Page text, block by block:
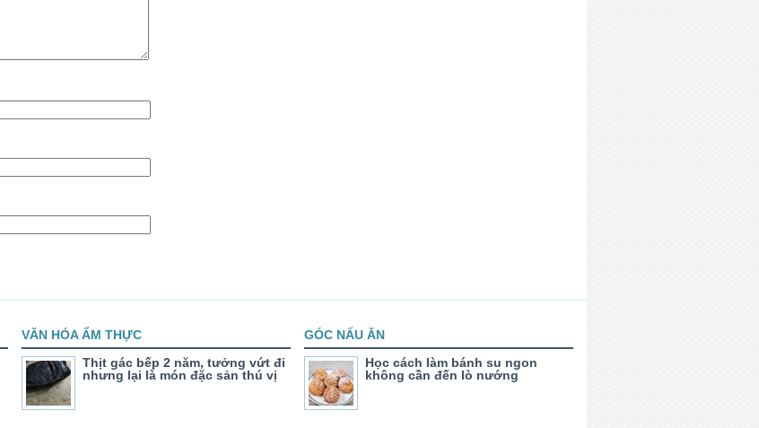
VĂN HÓA ẨM THỰC
Thịt gác bếp 2 năm, tưởng vứt đi
nhưng lại là món đặc sản thú vị
GÓC NẤU ĂN
Học cách làm bánh su ngon
không cần đến lò nướng